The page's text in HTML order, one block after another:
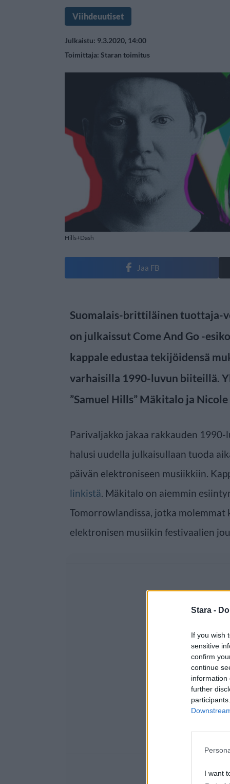
Stara -
If you wish
sensitive
confirm
continue
information
further
I want
Viihdeuutiset
Julkaistu: 9.3.2020, 14:00
Toimittaja: Staran toimitus
Hills+Dash
Jaa FB
Suomalais-brittiläinen tuottaja-
on julkaissut Come And Go -
kappale edustaa tekijöidensä
varhaisilla 1990-luvun biiteillä.
”Samuel Hills” Mäkitalo ja Nicole
Parivaljakko jakaa rakkauden
halusi uudella julkaisullaan tuoda
päivän elektroniseen musiikkiin.
linkistä. Mäkitalo on aiemmin
Tomorrowlandissa, jotka molemmat
elektronisen musiikin festivaalien